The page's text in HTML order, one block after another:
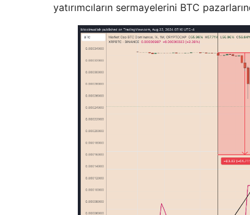
yatırımcıların sermayelerini BTC